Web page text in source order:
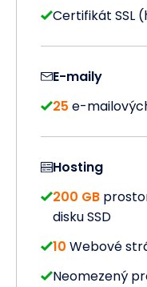
Certifikát SSL
E-maily
25 e-
Hosting
200 GB
disku SSD
10 Webové
Neomezený